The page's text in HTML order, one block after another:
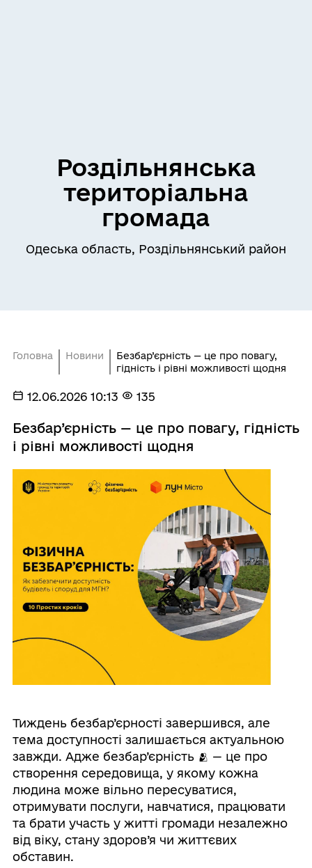
Роздільнянська
територіальна
громада
Одеська область, Роздільнянський район
Головна Новини
Безбар’єрність — це про повагу,
гідність і рівні можливості щодня
12.06.2026 10:13 135
Безбар’єрність — це про повагу, гідність
і рівні можливості щодня
Тиждень безбар’єрності завершився, але
тема доступності залишається актуальною
завжди. Адже безбар’єрність 🫂 — це про
створення середовища, у якому кожна
людина може вільно пересуватися,
отримувати послуги, навчатися, працювати
та брати участь у житті громади незалежно
від віку, стану здоров’я чи життєвих
обставин.